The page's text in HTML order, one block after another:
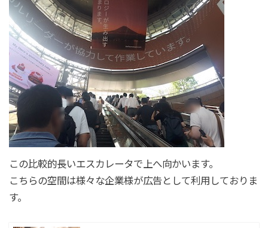
この比較的長いエスカレータで上へ向かいます。
こちらの空間は様々な企業様が広告として利用しておりま
す。